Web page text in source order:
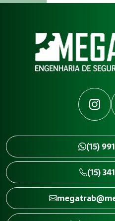
(15)
(15)